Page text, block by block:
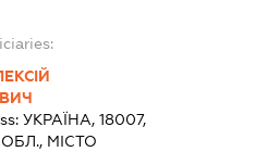
УКРАЇНА, 18007,
МІСТО